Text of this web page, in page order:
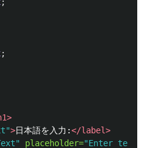
;
;
>日本語を入力:</label>
placeholder="Enter text